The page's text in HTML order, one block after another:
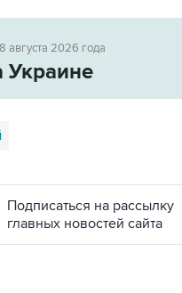
2026 года
Украине
Подписаться на рассылку
главных новостей сайта